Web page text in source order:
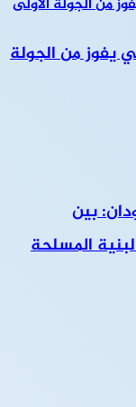
ديبي يفوز من الجولة
بين
المسلحة